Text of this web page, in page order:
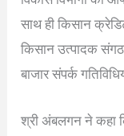
साथ ही किसान
किसान उत्पादक
बाजार संपर्क
श्री अंबलगन ने कहा